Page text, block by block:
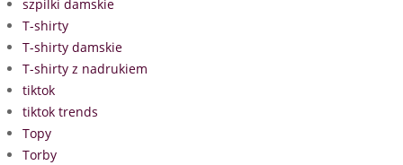
szpilki damskie
T-shirty
T-shirty damskie
T-shirty z nadrukiem
tiktok
tiktok trends
Topy
Torby